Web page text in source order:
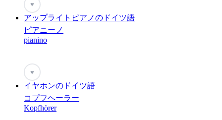
♥
アップライトピアノのドイツ語
ピアニーノ
pianino
♥
イヤホンのドイツ語
コプフヘーラー
Kopfhörer